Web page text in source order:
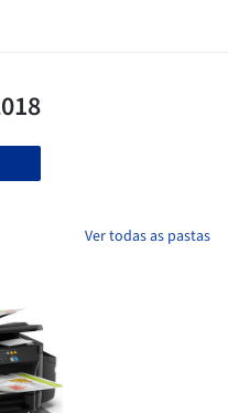
Ver todas as pastas